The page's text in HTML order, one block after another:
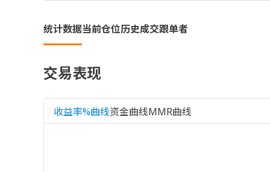
统计数据当前仓位历史成交跟单者
交易表现
收益率%曲线资金曲线MMR曲线